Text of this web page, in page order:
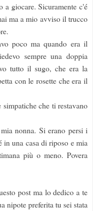
a giocare. Sicuramente c'é
ma a mio avviso il trucco
poco ma quando era il
sempre una doppia
tutto il sugo, che era la
con le rosette che era il
che ti restavano
nonna. Si erano persi i
in una casa di riposo e mia
più o meno. Povera
post ma lo dedico a te
nipote preferita tu sei stata